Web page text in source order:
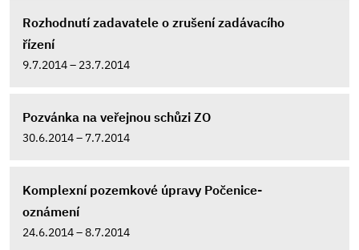
Rozhodnutí zadavatele o zrušení zadávacího
řízení
9.7.2014 – 23.7.2014
Pozvánka na veřejnou schůzi ZO
30.6.2014 – 7.7.2014
Komplexní pozemkové úpravy Počenice-
oznámení
24.6.2014 – 8.7.2014